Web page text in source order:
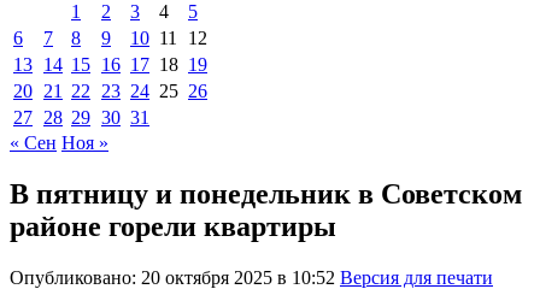
1 2 3 4
5
6
7 8 9 10 11
12
13 14 15 16 17 18 19
20 21 22 23 24 25 26
27 28 29 30 31
« Сен Ноя »
В пятницу и понедельник в Советском
районе горели квартиры
Опубликовано: 20 октября 2025 в 10:52 Версия для печати